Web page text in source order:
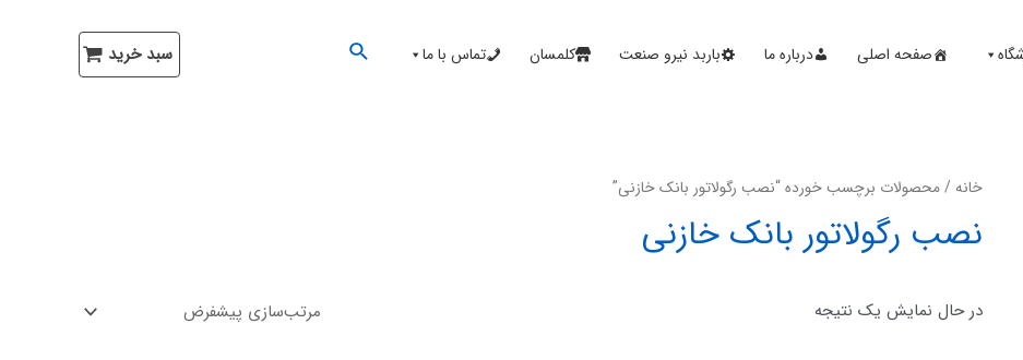
صفحه اصلی درباره ما باربد نیرو صنعت کلمسان تماس با ما سبد خرید
خانه / محصولات برچسب خورده “نصب رگولاتور بانک خازنی”
نصب رگولاتور بانک خازنی
در حال نمایش یک نتیجه